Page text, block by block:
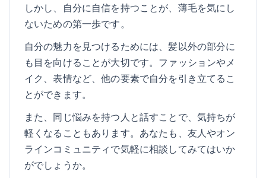
しかし、自分に自信を持つことが、薄毛を気にし
ないための第一歩です。
自分の魅力を見つけるためには、髪以外の部分に
も目を向けることが大切です。ファッションやメ
イク、表情など、他の要素で自分を引き立てるこ
とができます。
また、同じ悩みを持つ人と話すことで、気持ちが
軽くなることもあります。あなたも、友人やオン
ラインコミュニティで気軽に相談してみてはいか
がでしょうか。